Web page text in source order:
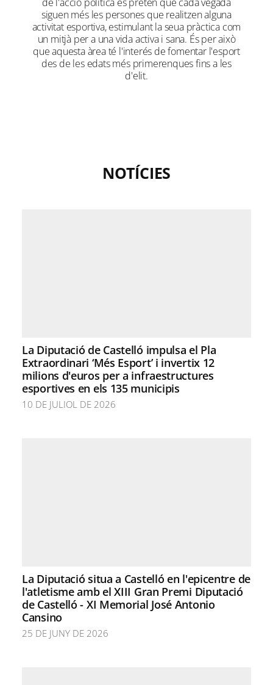
siguen més les persones que realitzen alguna
activitat esportiva, estimulant la seua pràctica com
un mitjà per a una vida activa i sana. És per això
que aquesta àrea té l'interés de fomentar l'esport
des de les edats més primerenques fins a les
d'elit.
NOTÍCIES
La Diputació de Castelló impulsa el Pla
Extraordinari ‘Més Esport’ i invertix 12
milions d'euros per a infraestructures
esportives en els 135 municipis
10 DE JULIOL DE 2026
La Diputació situa a Castelló en l'epicentre de
l'atletisme amb el XIII Gran Premi Diputació
de Castelló - XI Memorial José Antonio
Cansino
25 DE JUNY DE 2026